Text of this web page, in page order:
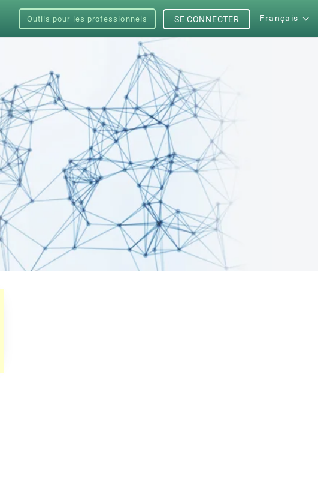
Outils pour les professionnels Français
SE CONNECTER